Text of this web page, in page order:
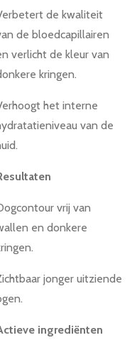
de kwaliteit
de bloedcapillairen
verlicht de kleur van
kringen.
het interne
van de
vrij van
en donkere
jonger uitziende
ingrediënten